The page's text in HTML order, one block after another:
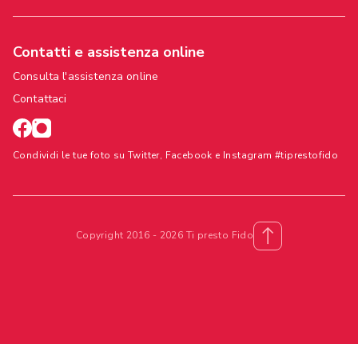
Contatti e assistenza online
Consulta l'assistenza online
Contattaci
Condividi le tue foto su Twitter, Facebook e Instagram #tiprestofido
Copyright 2016 - 2026 Ti presto Fido